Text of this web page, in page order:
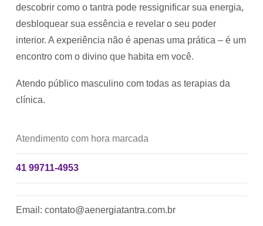
descobrir como o tantra pode ressignificar sua energia,
desbloquear sua essência e revelar o seu poder
interior. A experiência não é apenas uma prática – é um
encontro com o divino que habita em você.
Atendo público masculino com todas as terapias da
clínica.
Atendimento com hora marcada
41 99711-4953
Email: contato@aenergiatantra.com.br